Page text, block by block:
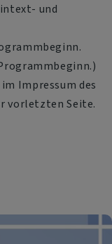
und
Impressum des
vorletzten Seite.